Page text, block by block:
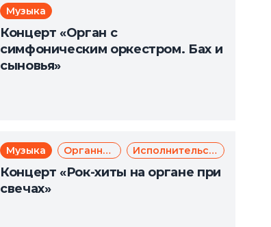
Музыка
Концерт «Орган с
симфоническим оркестром. Бах и
сыновья»
Музыка Органная музыка Исполнительское искусство
Концерт «Рок-хиты на органе при
свечах»